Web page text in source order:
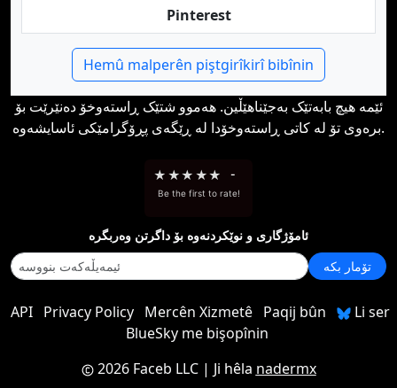
Pinterest
Hemû malperên piştgirîkirî bibînin
ئێمە هیچ بابەتێک بەجێناهێڵین. هەموو شتێک ڕاستەوخۆ دەنێرێت بۆ
برەوی تۆ لە کاتی ڕاستەوخۆدا لە ڕێگەی پڕۆگرامێکی ئاسایشەوە.
★ ★★ ★★ -
Be the first to rate!
ئامۆژگاری و نوێکردنەوە بۆ داگرتن وەربگرە
تۆمار بکە
API Privacy Policy Mercên Xizmetê Paqij bûn
Li ser
BlueSky me bişopînin
2026 Faceb LLC| Ji hêla nadermx